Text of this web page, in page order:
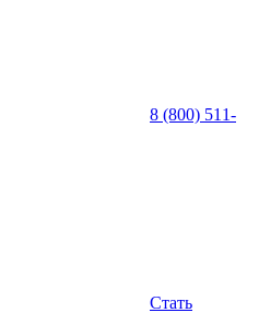
8 (800) 511-
Стать